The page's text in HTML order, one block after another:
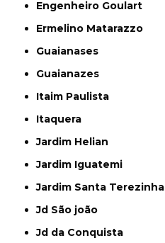
Engenheiro Goulart
Ermelino Matarazzo
Guaianases
Guaianazes
Itaim Paulista
Itaquera
Jardim Helian
Jardim Iguatemi
Jardim Santa Terezinha
Jd São joão
Jd da Conquista